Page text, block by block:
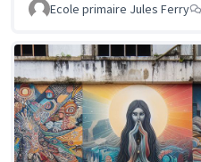
Ecole primaire Jules Ferry